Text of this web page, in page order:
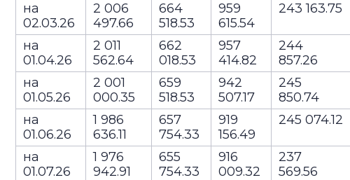
на
02.03.26
2 006
497.66
664
518.53
959
615.54
243 163.75
на
01.04.26
2 011
562.64
662
018.53
957
414.82
244
857.26
на
01.05.26
2 001
000.35
659
518.53
942
507.17
245
850.74
на
01.06.26
1 986
636.11
657
754.33
919
156.49
245 074.12
на
01.07.26
1 976
942.91
655
754.33
916
009.32
237
569.56